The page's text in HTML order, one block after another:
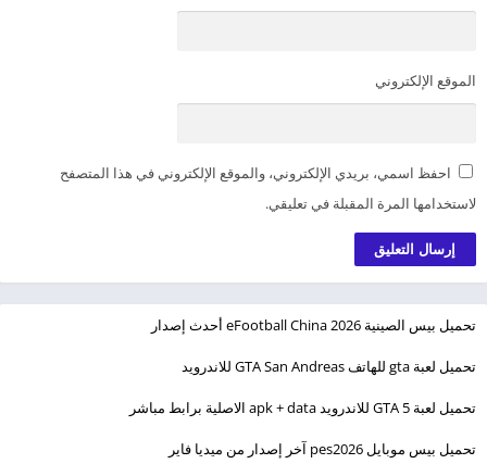
الموقع الإلكتروني
احفظ اسمي، بريدي الإلكتروني، والموقع الإلكتروني في هذا المتصفح
لاستخدامها المرة المقبلة في تعليقي.
تحميل بيس الصينية eFootball China 2026 أحدث إصدار
تحميل لعبة gta للهاتف GTA San Andreas للاندرويد
تحميل لعبة GTA 5 للاندرويد apk + data الاصلية برابط مباشر
تحميل بيس موبايل pes2026 آخر إصدار من ميديا فاير